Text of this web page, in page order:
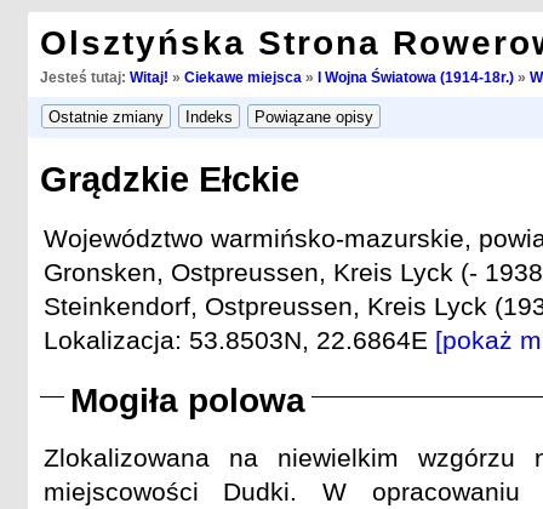
Olsztyńska Strona
Jesteś tutaj: Witaj! » Ciekawe miejsca » I Wojna Światowa (1914-18r.)»
Grądzkie Ełckie
Województwo warmińsko-mazurskie,
Gronsken, Ostpreussen, Kreis Lyck (-
Steinkendorf, Ostpreussen, Kreis Lyck
Lokalizacja: 53.8503N, 22.6864E [pokaż
Mogiła polowa
Zlokalizowana na niewielkim wzgórzu
miejscowości Dudki. W